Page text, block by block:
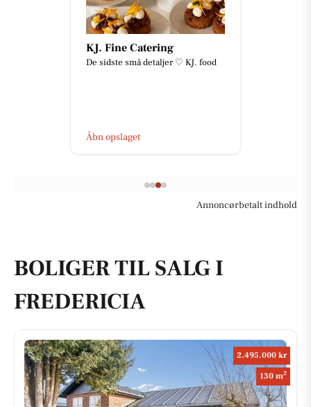
FREDERICIA VINHANDEL
🍷 KOM MED TIL EN SPÆNDENDE
Åbn opslaget
Annoncørbetalt indhold
BOLIGER TIL SALG I
FREDERICIA
2.495.000 kr
130 m2